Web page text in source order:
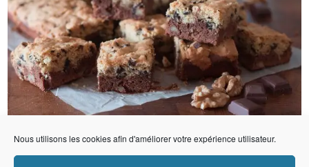
Nous utilisons les cookies afin d'améliorer votre expérience utilisateur.